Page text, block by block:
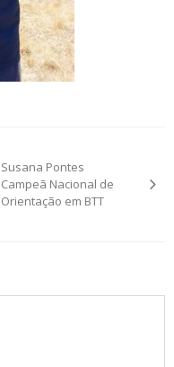
Susana Pontes
Campeã Nacional de
Orientação em BTT